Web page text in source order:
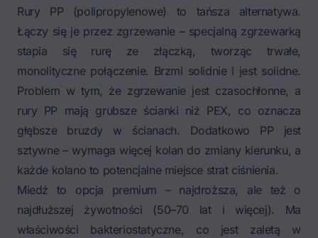
Rury PP (polipropylenowe) to tańsza alternatywa.
Łączy się je przez zgrzewanie – specjalną zgrzewarką
stapia się rurę ze złączką, tworząc trwałe,
monolityczne połączenie. Brzmi solidnie i jest solidne.
Problem w tym, że zgrzewanie jest czasochłonne, a
rury PP mają grubsze ścianki niż PEX, co oznacza
głębsze bruzdy w ścianach. Dodatkowo PP jest
sztywne – wymaga więcej kolan do zmiany kierunku, a
każde kolano to potencjalne miejsce strat ciśnienia.
Miedź to opcja premium – najdroższa, ale też o
najdłuższej żywotności (50–70 lat i więcej). Ma
właściwości bakteriostatyczne, co jest zaletą w